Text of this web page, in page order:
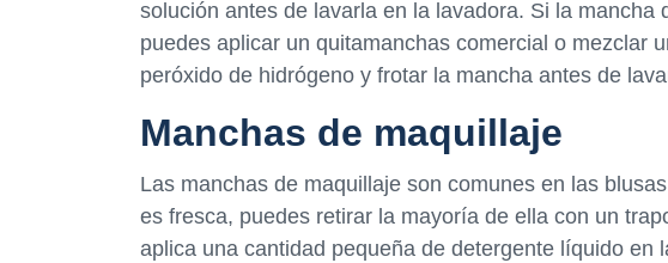
solución antes de lavarla en la lavadora. Si la mancha
puedes aplicar un quitamanchas comercial o mezclar
peróxido de hidrógeno y frotar la mancha antes de
Manchas de maquillaje
Las manchas de maquillaje son comunes en las
es fresca, puedes retirar la mayoría de ella con un
aplica una cantidad pequeña de detergente líquido en